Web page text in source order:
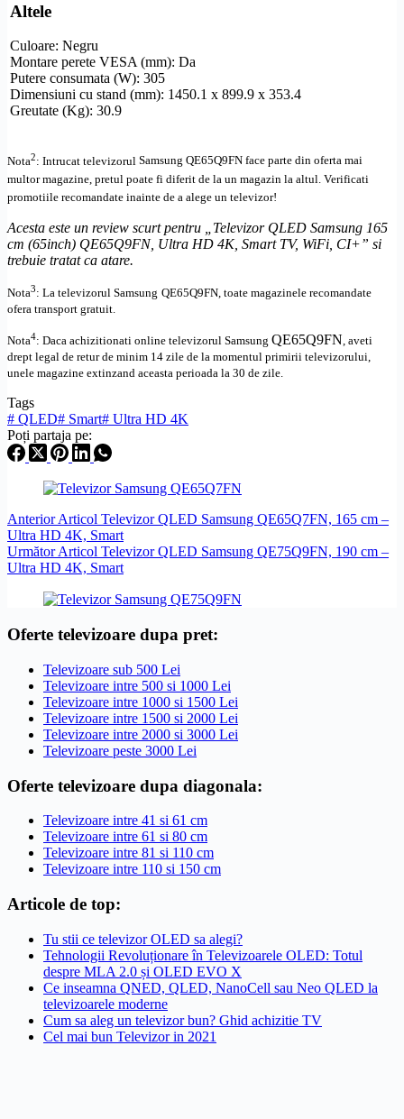
Altele
Culoare: Negru
Montare perete VESA (mm): Da
Putere consumata (W): 305
Dimensiuni cu stand (mm): 1450.1 x 899.9 x 353.4
Greutate (Kg): 30.9
Nota2: Intrucat televizorul Samsung QE65Q9FN face parte din oferta mai
multor magazine, pretul poate fi diferit de la un magazin la altul . Verificati
promotiile recomandate inainte de a alege un televizor!
Acesta este un review scurt pentru „Televizor QLED Samsung 165
cm (65inch) QE65Q9FN, Ultra HD 4K, Smart TV, WiFi, CI+” si
trebuie tratat ca atare.
Nota3: La televizorul Samsung QE65Q9FN, toate magazinele recomandate
ofera transport gratuit.
Nota4: Daca achizitionati online televizorul Samsung QE65Q9FN, aveti
drept legal de retur de minim 14 zile de la momentul primirii televizorului,
unele magazine extinzand aceasta perioada la 30 de zile.
Tags
# QLED# Smart# Ultra HD 4K
Poți partaja pe:
AnteriorArticol Televizor QLED Samsung QE65Q7FN, 165 cm –
Ultra HD 4K, Smart
UrmătorArticol Televizor QLED Samsung QE75Q9FN, 190 cm –
Ultra HD 4K, Smart
Oferte televizoare dupa pret:
Televizoare sub 500 Lei
Televizoare intre 500 si 1000 Lei
Televizoare intre 1000 si 1500 Lei
Televizoare intre 1500 si 2000 Lei
Televizoare intre 2000 si 3000 Lei
Televizoare peste 3000 Lei
Oferte televizoare dupa diagonala:
Televizoare intre 41 si 61 cm
Televizoare intre 61 si 80 cm
Televizoare intre 81 si 110 cm
Televizoare intre 110 si 150 cm
Articole de top:
Tu stii ce televizor OLED sa alegi?
Tehnologii Revoluționare în Televizoarele OLED: Totul
despre MLA 2.0 și OLED EVO X
Ce inseamna QNED, QLED, NanoCell sau Neo QLED la
televizoarele moderne
Cum sa aleg un televizor bun? Ghid achizitie TV
Cel mai bun Televizor in 2021